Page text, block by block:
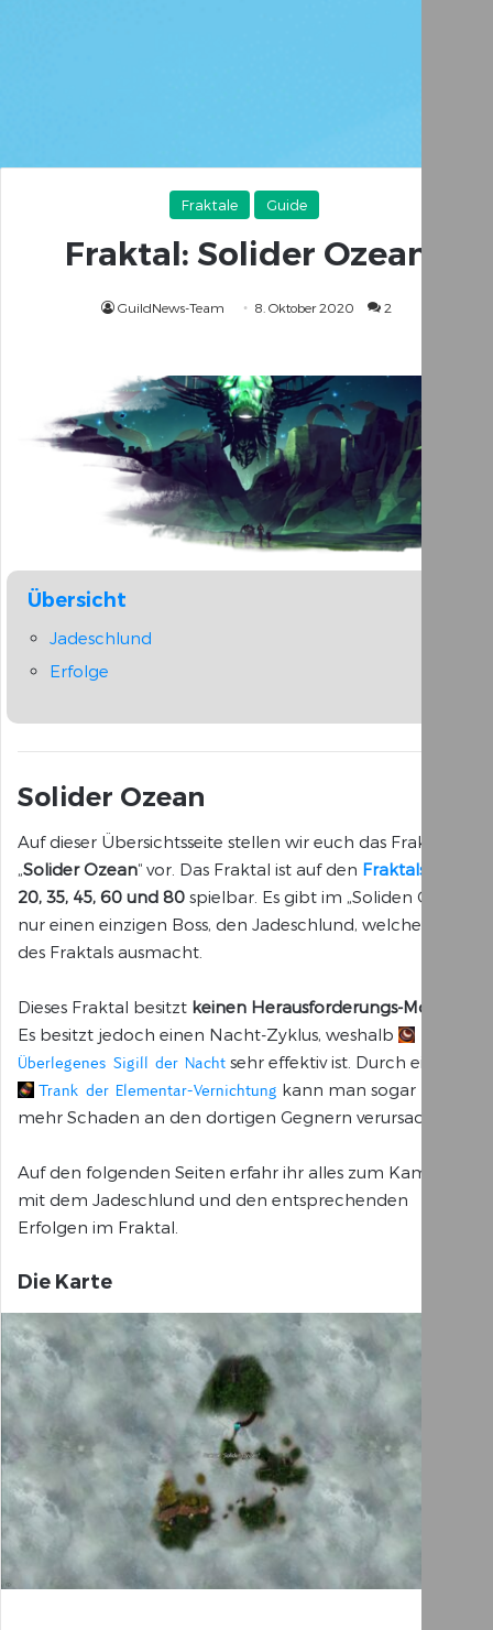
Fraktale Guide
Fraktal: Solider Ozean
GuildNews-Team 8. Oktober 2020 2
Übersicht
Jadeschlund
Erfolge
Solider Ozean
Auf dieser Übersichtsseite stellen wir euch das Fraktal
„Solider Ozean“ vor. Das Fraktal ist auf den Fraktalstufen
20, 35, 45, 60 und 80 spielbar. Es gibt im „Soliden Ozean“
nur einen einzigen Boss, den Jadeschlund, welcher 90%
des Fraktals ausmacht.
Dieses Fraktal besitzt keinen Herausforderungs-Modus
Es besitzt jedoch einen Nacht-Zyklus, weshalb
Überlegenes Sigill der Nacht sehr effektiv ist. Durch einen
Trank der Elementar-Vernichtung kann man sogar noch
mehr Schaden an den dortigen Gegnern verursachen.
Auf den folgenden Seiten erfahr ihr alles zum Kampf
mit dem Jadeschlund und den entsprechenden
Erfolgen im Fraktal.
Die Karte